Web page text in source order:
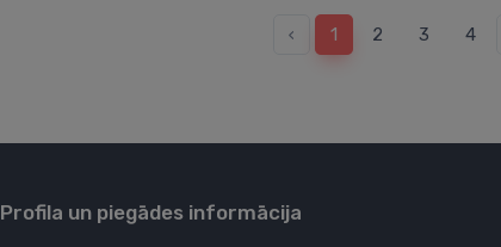
‹ 1 2 3 4
Profila un piegādes informācija